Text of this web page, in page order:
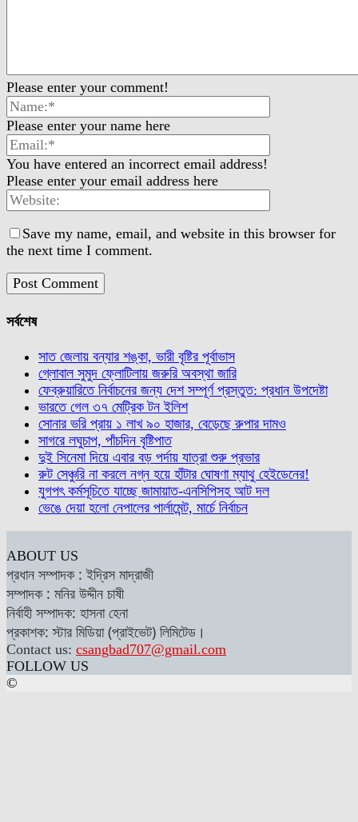
Please enter your comment!
Please enter your name here
You have entered an incorrect email address!
Please enter your email address here
Save my name, email, and website in this browser for
the next time I comment.
সর্বশেষ
সাত জেলায় বন্যার শঙ্কা, ভারী বৃষ্টির পূর্বাভাস
গ্লোবাল সুমুদ ফ্লোটিলায় জরুরি অবস্থা জারি
ফেব্রুয়ারিতে নির্বাচনের জন্য দেশ সম্পূর্ণ প্রস্তুত: প্রধান উপদেষ্টা
ভারতে গেল ৩৭ মেট্রিক টন ইলিশ
সোনার ভরি প্রায় ১ লাখ ৯০ হাজার, বেড়েছে রুপার দামও
সাগরে লঘুচাপ, পাঁচদিন বৃষ্টিপাত
দুই সিনেমা দিয়ে এবার বড় পর্দায় যাত্রা শুরু প্রভার
রুট সেঞ্চুরি না করলে নগ্ন হয়ে হাঁটার ঘোষণা ম্যাথু হেইডেনের!
যুগপৎ কর্মসূচিতে যাচ্ছে জামায়াত-এনসিপিসহ আট দল
ভেঙে দেয়া হলো নেপালের পার্লামেন্ট, মার্চে নির্বাচন
ABOUT US
প্রধান সম্পাদক : ইদ্রিস মাদ্রাজী
সম্পাদক : মনির উদ্দীন চাষী
নির্বাহী সম্পাদক: হাসনা হেনা
প্রকাশক: স্টার মিডিয়া (প্রাইভেট) লিমিটেড।
Contact us: csangbad707@gmail.com
FOLLOW US
©